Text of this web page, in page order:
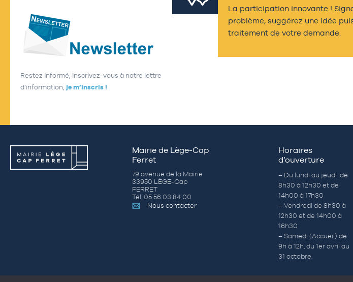
Restez informé, inscrivez-vous à notre lettre
d’information, je m’inscris !
La participation innovante !
problème, suggérez une idée
traitement de votre demande.
Mairie de Lège-Cap
Ferret
79 avenue de la Mairie
33950 LÈGE-Cap
FERRET
Tél. 05 56 03 84 00
Nous contacter
Horaires
d’ouverture
– Du lundi au jeudi de
8h30 à 12h30 et de
14h00 à 17h30
– Vendredi de 8h30 à
12h30 et de 14h00 à
16h30
– Samedi (Accueil) de
9h à 12h, du 1er avril au
31 octobre.